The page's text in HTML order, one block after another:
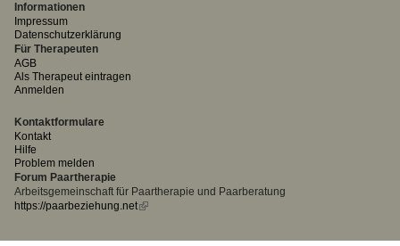
Informationen
Impressum
Datenschutzerklärung
Für Therapeuten
AGB
Als Therapeut eintragen
Anmelden
Kontaktformulare
Kontakt
Hilfe
Problem melden
Forum Paartherapie
Arbeitsgemeinschaft für Paartherapie und Paarberatung
https://paarbeziehung.net(link